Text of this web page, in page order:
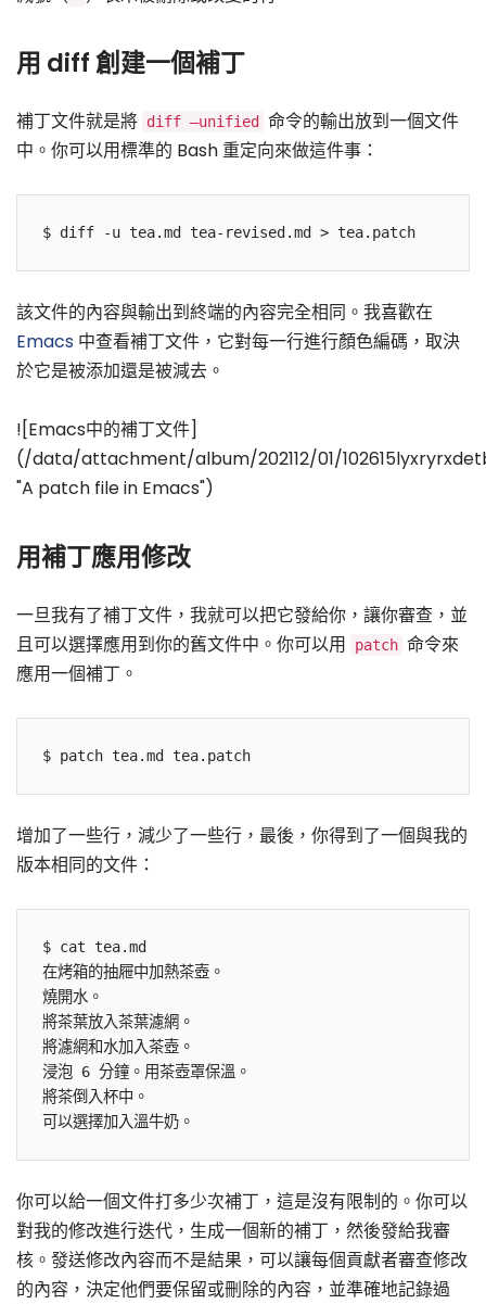
用 diff 創建一個補丁
補丁文件就是將 diff —unified
命令的輸出放到一個文件
中。你可以用標準的 Bash 重定向來做這件事：
該文件的內容與輸出到終端的內容完全相同。我喜歡在
Emacs 中查看補丁文件，它對每一行進行顏色編碼，取決
於它是被添加還是被減去。
![Emacs中的補丁文件]
(/data/attachment/album/202112/01/
"A patch file in Emacs")
用補丁應用修改
一旦我有了補丁文件，我就可以把它發給你，讓你審查，並
且可以選擇應用到你的舊文件中。你可以用
patch 命令來
應用一個補丁。
增加了一些行，減少了一些行，最後，你得到了一個與我的
版本相同的文件：
$ cat tea.md
在烤箱的抽屜中加熱茶壺。
燒開水。
將茶葉放入茶葉濾網。
將濾網和水加入茶壺。
浸泡 6 分鐘。用茶壺罩保溫。
將茶倒入杯中。
你可以給一個文件打多少次補丁，這是沒有限制的。你可以
對我的修改進行迭代，生成一個新的補丁，然後發給我審
核。發送修改內容而不是結果，可以讓每個貢獻者審查修改
的內容，決定他們要保留或刪除的內容，並準確地記錄過